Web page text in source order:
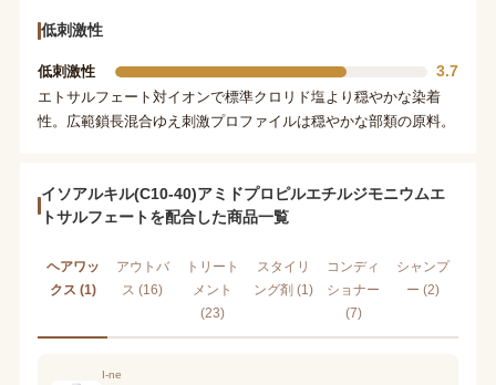
低刺激性
低刺激性 3.7
エトサルフェート対イオンで標準クロリド塩より穏やかな染着
性。広範鎖長混合ゆえ刺激プロファイルは穏やかな部類の原料。
イソアルキル(C10-40)アミドプロピルエチルジモニウムエ
トサルフェートを配合した商品一覧
ヘアワッ
クス (1)
アウトバ
ス (16)
トリート
メント
(23)
スタイリ
ング剤 (1)
コンディ
ショナー
(7)
シャンプ
ー (2)
I-ne